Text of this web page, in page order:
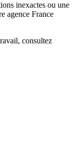
inexactes ou une
agence France
, consultez